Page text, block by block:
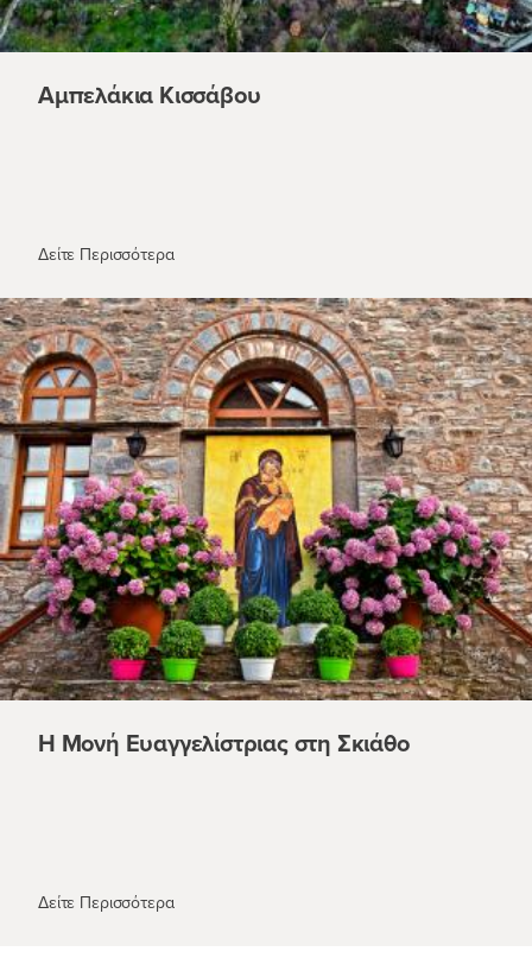
Αμπελάκια Κισσάβου
Δείτε ΠερισσότεραΑμπελάκια Κισσάβου
Η Μονή Ευαγγελίστριας στη Σκιάθο
Δείτε ΠερισσότεραΗ Μονή Ευαγγελίστριας στη Σκιάθο